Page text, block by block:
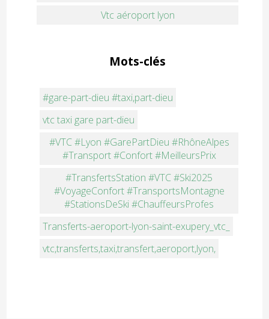
Vtc aéroport lyon
Mots-clés
#gare-part-dieu #taxi,part-dieu
vtc taxi gare part-dieu
#VTC #Lyon #GarePartDieu #RhôneAlpes
#Transport #Confort #MeilleursPrix
#TransfertsStation #VTC #Ski2025
#VoyageConfort #TransportsMontagne
#StationsDeSki #ChauffeursProfes
Transferts-aeroport-lyon-saint-exupery_vtc_
vtc,transferts,taxi,transfert,aeroport,lyon,